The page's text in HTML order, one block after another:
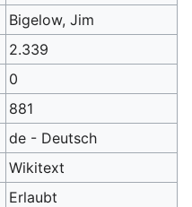
Bigelow, Jim
2.339
0
881
de - Deutsch
Wikitext
Erlaubt